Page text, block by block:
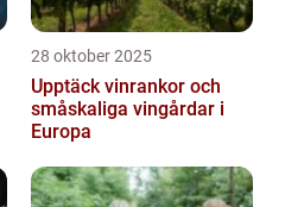
28 oktober 2025
Upptäck vinrankor och
småskaliga vingårdar i
Europa